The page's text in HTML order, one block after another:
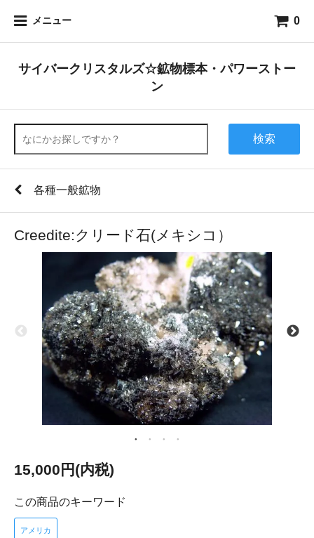
メニュー 0
サイバークリスタルズ☆鉱物標本・パワーストー
ン
検索
各種一般鉱物
Creedite:クリード石(メキシコ）
15,000円(内税)
この商品のキーワード
アメリカ